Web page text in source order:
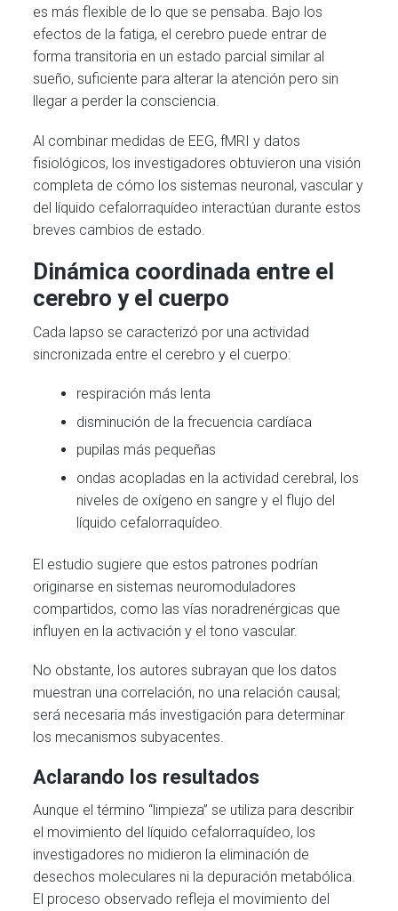
es más flexible de lo que se pensaba. Bajo los
efectos de la fatiga, el cerebro puede entrar de
forma transitoria en un estado parcial similar al
sueño, suficiente para alterar la atención pero sin
llegar a perder la consciencia.
Al combinar medidas de EEG, fMRI y datos
fisiológicos, los investigadores obtuvieron una visión
completa de cómo los sistemas neuronal, vascular y
del líquido cefalorraquídeo interactúan durante estos
breves cambios de estado.
Dinámica coordinada entre el
cerebro y el cuerpo
Cada lapso se caracterizó por una actividad
sincronizada entre el cerebro y el cuerpo:
respiración más lenta
disminución de la frecuencia cardíaca
pupilas más pequeñas
ondas acopladas en la actividad cerebral, los
niveles de oxígeno en sangre y el flujo del
líquido cefalorraquídeo.
El estudio sugiere que estos patrones podrían
originarse en sistemas neuromoduladores
compartidos, como las vías noradrenérgicas que
influyen en la activación y el tono vascular.
No obstante, los autores subrayan que los datos
muestran una correlación, no una relación causal;
será necesaria más investigación para determinar
los mecanismos subyacentes.
Aclarando los resultados
Aunque el término “limpieza” se utiliza para describir
el movimiento del líquido cefalorraquídeo, los
investigadores no midieron la eliminación de
desechos moleculares ni la depuración metabólica.
El proceso observado refleja el movimiento del